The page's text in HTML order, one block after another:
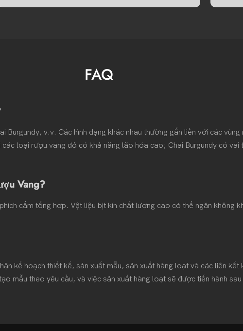
FAQ
Burgundy, v.v. Các hình dạng khác nhau thường gắn liền với các
loại rượu vang đỏ có khả năng lão hóa cao; Chai Burgundy có
Vang?
cắm tổng hợp. Vật liệu bịt kín chất lượng cao có thể ngăn không
kế hoạch thiết kế, sản xuất mẫu, sản xuất hàng loạt và các liên kết
mẫu theo yêu cầu, và việc sản xuất hàng loạt sẽ được tiến hành sau